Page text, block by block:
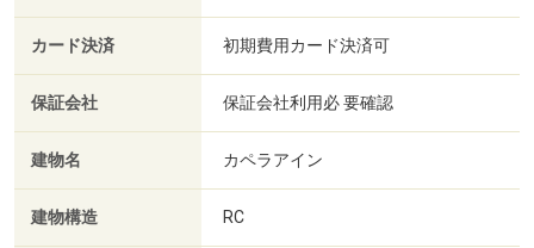
カード決済 初期費用カード決済可
保証会社 保証会社利用必 要確認
建物名 カペラアイン
建物構造 RC